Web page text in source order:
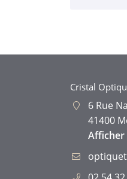
Cristal
6 Rue
41400
Afficher